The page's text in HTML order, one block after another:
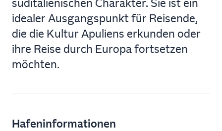
idealer Ausgangspunkt für Reisende,
die die Kultur Apuliens erkunden oder
ihre Reise durch Europa fortsetzen
möchten.
Hafeninformationen